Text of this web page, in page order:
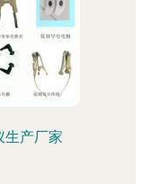
生产厂家